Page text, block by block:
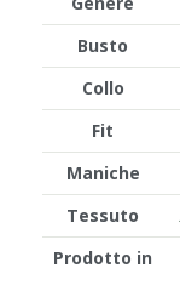
Busto
Collo
Fit
Maniche
Tessuto
Prodotto in